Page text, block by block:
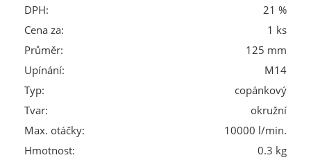
DPH:
21 %
Cena za:
1 ks
Průměr:
125 mm
Upínání:
M14
Typ:
copánkový
Tvar:
okružní
Max. otáčky:
10000 l/min.
Hmotnost:
0.3 kg